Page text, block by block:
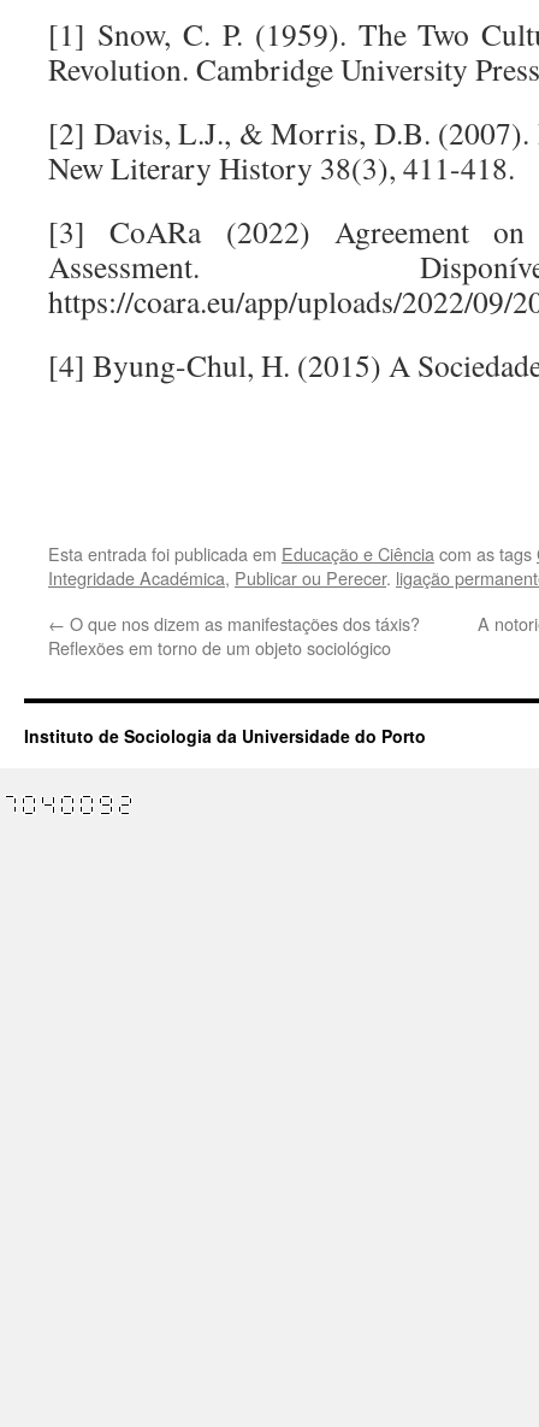
[1] Snow, C. P. (1959). The Two
Revolution. Cambridge University
[2] Davis, L.J., & Morris, D.B. (2007).
New Literary History 38(3), 411-418.
[3] CoARa (2022) Agreement on
Assessment.
https://coara.eu/app/uploads/2022/09/
[4] Byung-Chul, H. (2015) A
Esta entrada foi publicada em Educação e Ciência com as tags
Integridade Académica, Publicar ou Perecer. ligação
← O que nos dizem as manifestações dos táxis?
Reflexões em torno de um objeto sociológico
A
Instituto de Sociologia da Universidade do Porto